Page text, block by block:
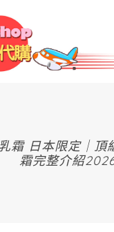
霜 日本限定｜頂
霜完整介紹